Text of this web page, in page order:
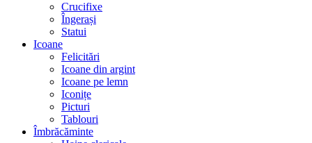
Crucifixe
Îngerași
Statui
Icoane
Felicitări
Icoane din argint
Icoane pe lemn
Iconițe
Picturi
Tablouri
Îmbrăcăminte